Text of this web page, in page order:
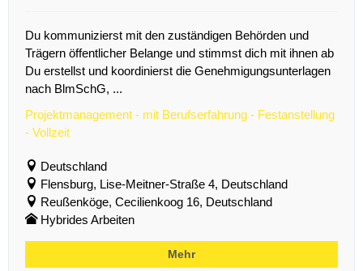
Du kommunizierst mit den zuständigen Behörden und
Trägern öffentlicher Belange und stimmst dich mit ihnen ab
Du erstellst und koordinierst die Genehmigungsunterlagen
nach BlmSchG, ...
Projektmanagement - mit Berufserfahrung - Festanstellung
- Vollzeit
Deutschland
Flensburg, Lise-Meitner-Straße 4, Deutschland
Reußenköge, Cecilienkoog 16, Deutschland
Hybrides Arbeiten
Mehr